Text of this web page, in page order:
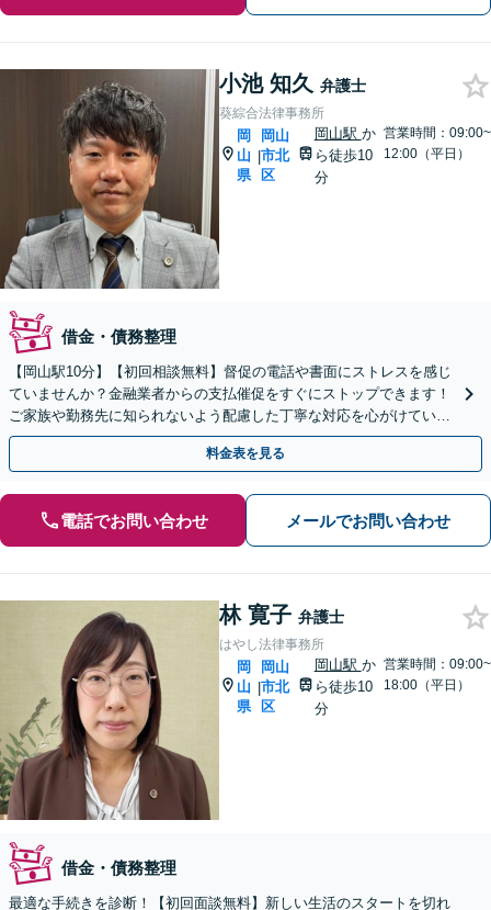
小池 知久 弁護士
葵綜合法律事務所
岡
山
県
|
岡山
市北
区
岡山駅 か
ら徒歩10
分
営業時間：09:00~
12:00（平日）
借金・債務整理
【岡山駅10分】【初回相談無料】督促の電話や書面にストレスを感じ
ていませんか？金融業者からの支払催促をすぐにストップできます！
ご家族や勤務先に知られないよう配慮した丁寧な対応を心がけていま
す。まずはご相談ください。【夜間・休日相談可】
料金表を見る
電話でお問い合わせ メールでお問い合わせ
林 寛子 弁護士
はやし法律事務所
岡
山
県
|
岡山
市北
区
岡山駅 か
ら徒歩10
分
営業時間：09:00~
18:00（平日）
借金・債務整理
最適な手続きを診断！【初回面談無料】新しい生活のスタートを切れ